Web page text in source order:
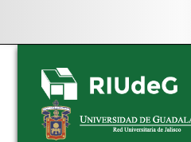
Skip
navigation